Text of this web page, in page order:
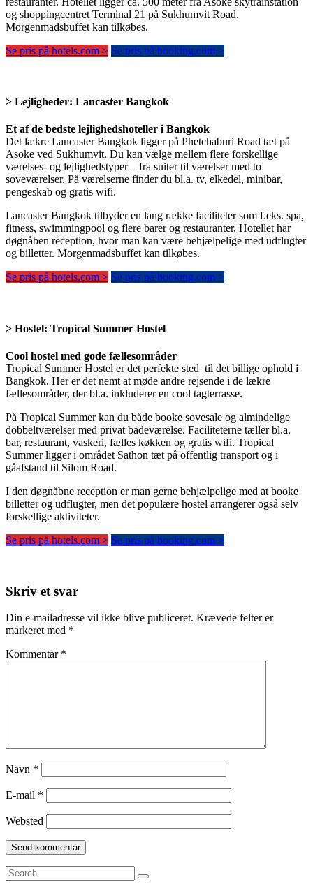
og shoppingcentret Terminal 21 på Sukhumvit Road.
Morgenmadsbuffet kan tilkøbes.
Se pris på hotels.com > Se pris på booking.com >
> Lejligheder: Lancaster Bangkok
Et af de bedste lejlighedshoteller i Bangkok
Det lækre Lancaster Bangkok ligger på Phetchaburi Road tæt på
Asoke ved Sukhumvit. Du kan vælge mellem flere forskellige
værelses- og lejlighedstyper – fra suiter til værelser med to
soveværelser. På værelserne finder du bl.a. tv, elkedel, minibar,
pengeskab og gratis wifi.
Lancaster Bangkok tilbyder en lang række faciliteter som f.eks. spa,
fitness, swimmingpool og flere barer og restauranter. Hotellet har
døgnåben reception, hvor man kan være behjælpelige med udflugter
og billetter. Morgenmadsbuffet kan tilkøbes.
Se pris på hotels.com > Se pris på booking.com >
> Hostel: Tropical Summer Hostel
Cool hostel med gode fællesområder
Tropical Summer Hostel er det perfekte sted til det billige ophold i
Bangkok. Her er det nemt at møde andre rejsende i de lækre
fællesområder, der bl.a. inkluderer en cool tagterrasse.
På Tropical Summer kan du både booke sovesale og almindelige
dobbeltværelser med privat badeværelse. Faciliteterne tæller bl.a.
bar, restaurant, vaskeri, fælles køkken og gratis wifi. Tropical
Summer ligger i området Sathon tæt på offentlig transport og i
gåafstand til Silom Road.
I den døgnåbne reception er man gerne behjælpelige med at booke
billetter og udflugter, men det populære hostel arrangerer også selv
forskellige aktiviteter.
Se pris på hotels.com > Se pris på booking.com >
Skriv et svar
Din e-mailadresse vil ikke blive publiceret. Krævede felter er
markeret med *
Kommentar *
Navn *
E-mail *
Websted
Search
for: